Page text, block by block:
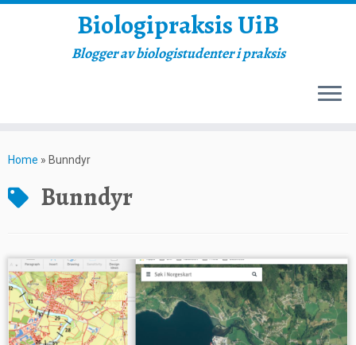
to
Biologipraksis UiB
Blogger av biologistudenter i praksis
Home » Bunndyr
Bunndyr